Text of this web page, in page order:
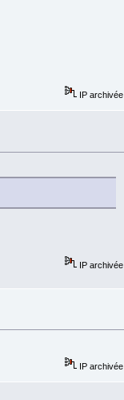
IP archivée
IP archivée
IP archivée